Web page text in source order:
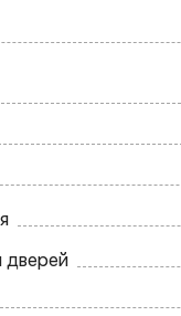
дверей